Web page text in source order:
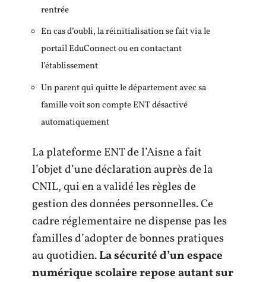
rentrée
En cas d’oubli, la réinitialisation se fait via le
portail EduConnect ou en contactant
l’établissement
Un parent qui quitte le département avec sa
famille voit son compte ENT désactivé
automatiquement
La plateforme ENT de l’Aisne a fait
l’objet d’une déclaration auprès de la
CNIL, qui en a validé les règles de
gestion des données personnelles. Ce
cadre réglementaire ne dispense pas les
familles d’adopter de bonnes pratiques
au quotidien.La sécurité d’un espace
numérique scolaire repose autant sur